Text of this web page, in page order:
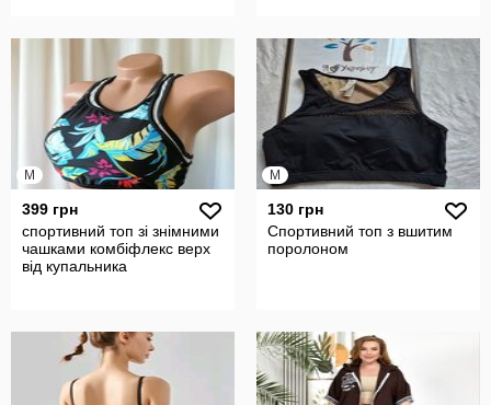
M
399 грн
спортивний топ зі знімними
чашками комбіфлекс верх
від купальника
M
130 грн
Спортивний топ з вшитим
поролоном